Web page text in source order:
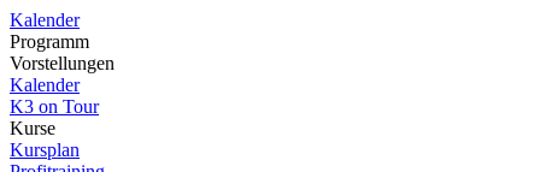
Kalender
Programm
Vorstellungen
Kalender
K3 on Tour
Kurse
Kursplan